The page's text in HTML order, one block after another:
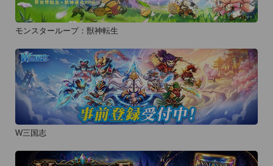
【ビューティーの機能一覧】
・簡単にできる肌の明るさ / なめらか補正
・自由に変形できるスリム機能
・自然なデカ目機能
・ニキビ・クマ消し機能
=====================================
※LINE Cameraは、綺麗でかわいいスタンプやフレームなどの
モンスターループ：獣神転生
W三国志